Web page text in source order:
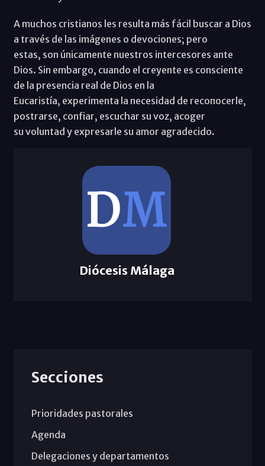
A muchos cristianos les resulta más fácil buscar a Dios
a través de las imágenes o devociones; pero
estas, son únicamente nuestros intercesores ante
Dios. Sin embargo, cuando el creyente es consciente
de la presencia real de Dios en la
Eucaristía, experimenta la necesidad de reconocerle,
postrarse, confiar, escuchar su voz, acoger
su voluntad y expresarle su amor agradecido.
Diócesis Málaga
Secciones
Prioridades pastorales
Agenda
Delegaciones y departamentos